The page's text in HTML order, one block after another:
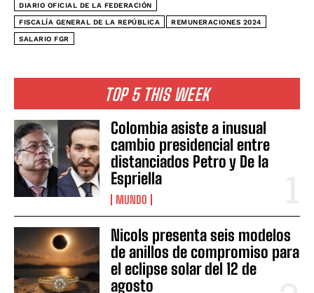
TOP 5 THIS WEEK
Colombia asiste a inusual
cambio presidencial entre
distanciados Petro y De la
Espriella
MUNDO
Nicols presenta seis modelos
de anillos de compromiso para
el eclipse solar del 12 de
agosto
DIARIO OFICIAL DE LA FEDERACIÓN
FISCALÍA GENERAL DE LA REPÚBLICA REMUNERACIONES 2024
SALARIO FGR